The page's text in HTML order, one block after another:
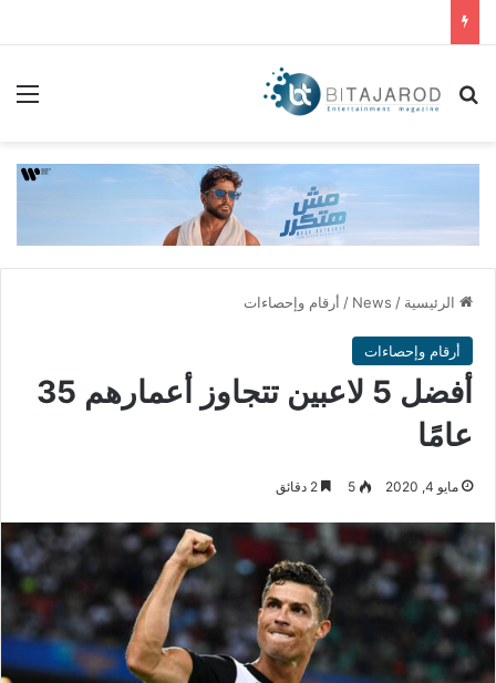
بحث عن
الرئيسية /
News
/ أرقام وإحصاءات
أرقام وإحصاءات
أفضل 5 لاعبين تتجاوز أعمارهم 35
عامًا
مايو 4, 2020 5